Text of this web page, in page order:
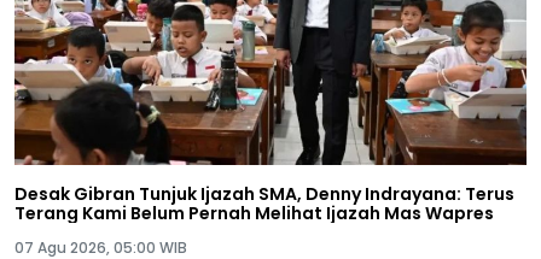
Desak Gibran Tunjuk Ijazah SMA, Denny Indrayana: Terus
Terang Kami Belum Pernah Melihat Ijazah Mas Wapres
07 Agu 2026, 05:00 WIB